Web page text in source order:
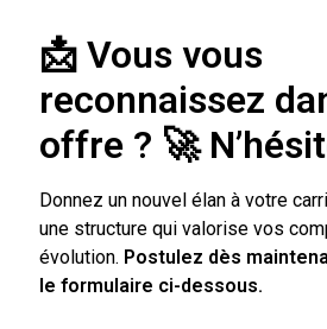
📩 Vous vous
reconnaissez
offre ? 🚀
Donnez un nouvel élan à votre
une structure qui valorise vos
évolution. Postulez dès
le formulaire ci-dessous.